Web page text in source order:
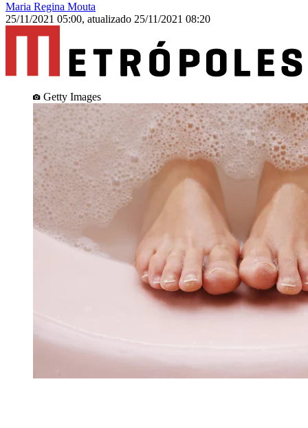
Maria Regina Mouta
25/11/2021 05:00, atualizado 25/11/2021 08:20
Getty Images